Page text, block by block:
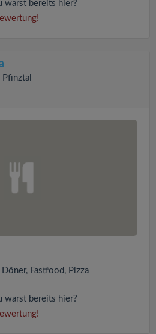
warst bereits hier?
Fastfood, Pizza
warst bereits hier?